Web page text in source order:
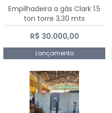
Empilhadeira a gás Clark 1.5
ton torre 3,30 mts
R$ 30.000,00
Lançamento